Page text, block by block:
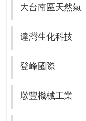
大台南區天然氣
達灣生化科技
登峰國際
墩豐機械工業